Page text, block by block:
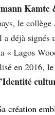
Kamte
le collège
a déjà signés
« Lagos
en 2016,
création